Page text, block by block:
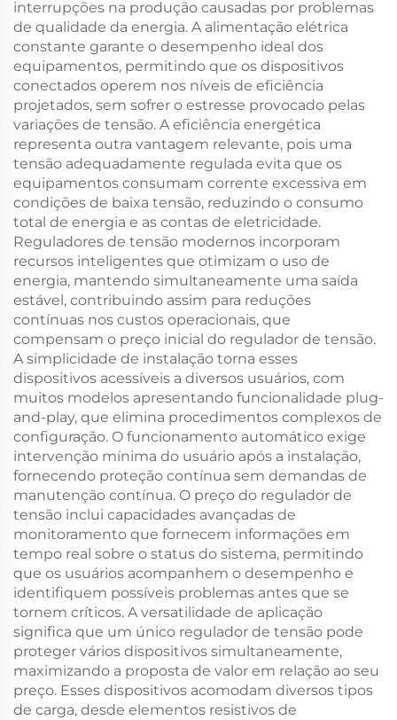
interrupções na produção causadas por problemas
de qualidade da energia. A alimentação elétrica
constante garante o desempenho ideal dos
equipamentos, permitindo que os dispositivos
conectados operem nos níveis de eficiência
projetados, sem sofrer o estresse provocado pelas
variações de tensão. A eficiência energética
representa outra vantagem relevante, pois uma
tensão adequadamente regulada evita que os
equipamentos consumam corrente excessiva em
condições de baixa tensão, reduzindo o consumo
total de energia e as contas de eletricidade.
Reguladores de tensão modernos incorporam
recursos inteligentes que otimizam o uso de
energia, mantendo simultaneamente uma saída
estável, contribuindo assim para reduções
contínuas nos custos operacionais, que
compensam o preço inicial do regulador de tensão.
A simplicidade de instalação torna esses
dispositivos acessíveis a diversos usuários, com
muitos modelos apresentando funcionalidade plug-
and-play, que elimina procedimentos complexos de
configuração. O funcionamento automático exige
intervenção mínima do usuário após a instalação,
fornecendo proteção contínua sem demandas de
manutenção contínua. O preço do regulador de
tensão inclui capacidades avançadas de
monitoramento que fornecem informações em
tempo real sobre o status do sistema, permitindo
que os usuários acompanhem o desempenho e
identifiquem possíveis problemas antes que se
tornem críticos. A versatilidade de aplicação
significa que um único regulador de tensão pode
proteger vários dispositivos simultaneamente,
maximizando a proposta de valor em relação ao seu
preço. Esses dispositivos acomodam diversos tipos
de carga, desde elementos resistivos de